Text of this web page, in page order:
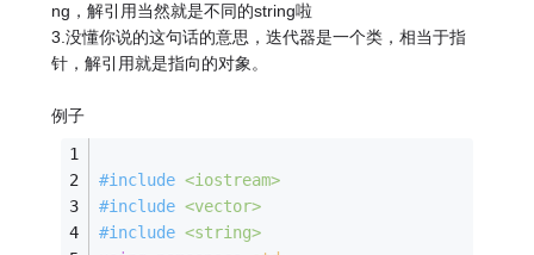
ng，解引用当然就是不同的string啦
3.没懂你说的这句话的意思，迭代器是一个类，相当于指
针，解引用就是指向的对象。
例子
#include <iostream>
#include <vector>
#include <string>